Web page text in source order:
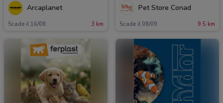
Arcaplanet
Scade il 16/08 3 km
Pet Store Conad
Scade il 08/09 9.5 km